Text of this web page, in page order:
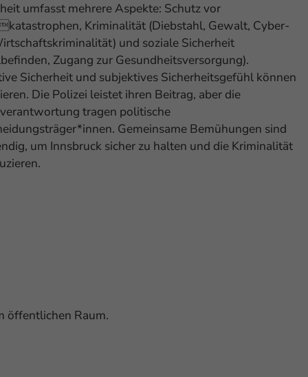
umfasst mehrere Aspekte: Schutz vor
Kriminalität (Diebstahl, Gewalt, Cyber-
und soziale Sicherheit
Zugang zur Gesundheitsversorgung).
Sicherheit und subjektives Sicherheitsgefühl können
Die Polizei leistet ihren Beitrag, aber die
tragen politische
Gemeinsame Bemühungen sind
um Innsbruck sicher zu halten und die Kriminalität
öffentlichen Raum.